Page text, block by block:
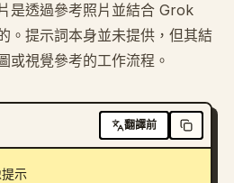
是透過參考照片並結合 Grok
。提示詞本身並未提供，但其結
或視覺參考的工作流程。
翻譯前
示